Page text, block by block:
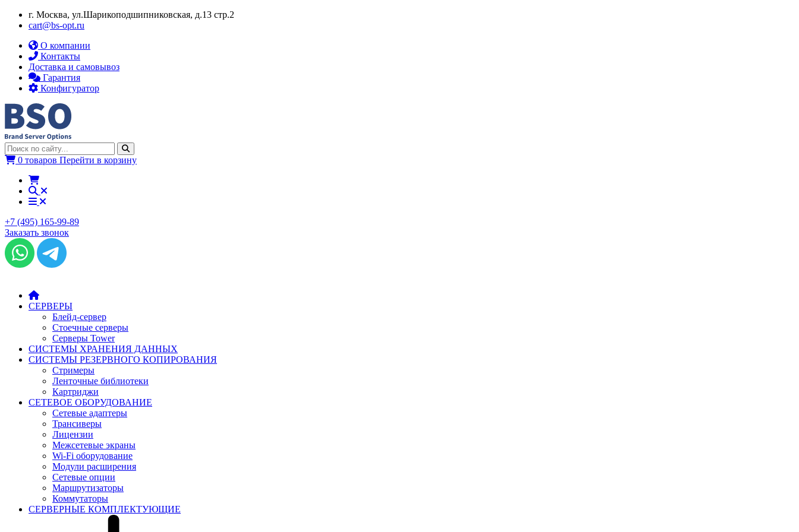
г. Москва, ул.​​Шарикоподшипниковская, д.13 стр.2
cart@bs-opt.ru
О компании
Контакты
Доставка и самовывоз
Гарантия
Конфигуратор
0 товаров Перейти в корзину
+7 (495) 165-99-89
Заказать звонок
СЕРВЕРЫ
Блейд-сервер
Стоечные серверы
Серверы Tower
СИСТЕМЫ ХРАНЕНИЯ ДАННЫХ
СИСТЕМЫ РЕЗЕРВНОГО КОПИРОВАНИЯ
Стримеры
Ленточные библиотеки
Картриджи
СЕТЕВОЕ ОБОРУДОВАНИЕ
Сетевые адаптеры
Трансиверы
Лицензии
Межсетевые экраны
Wi-Fi оборудование
Модули расширения
Сетевые опции
Маршрутизаторы
Коммутаторы
СЕРВЕРНЫЕ КОМПЛЕКТУЮЩИЕ